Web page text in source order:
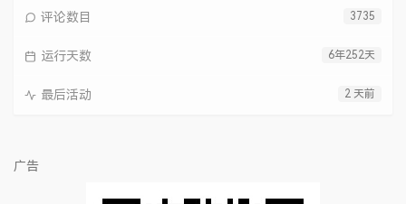
3735
评论数目
6年252天
运行天数
2 天前
最后活动
广告